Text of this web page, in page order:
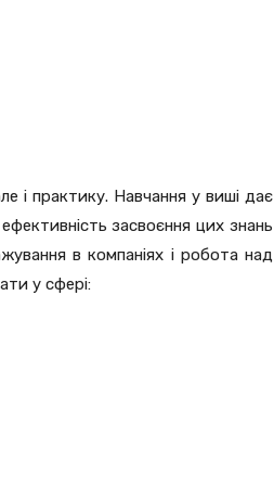
і практику. Навчання у виші дає
засвоєння цих знань
в компаніях і робота над
у сфері: